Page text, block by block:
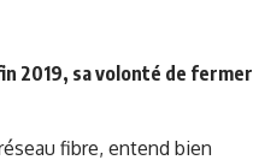
2019, sa volonté de fermer
fibre, entend bien